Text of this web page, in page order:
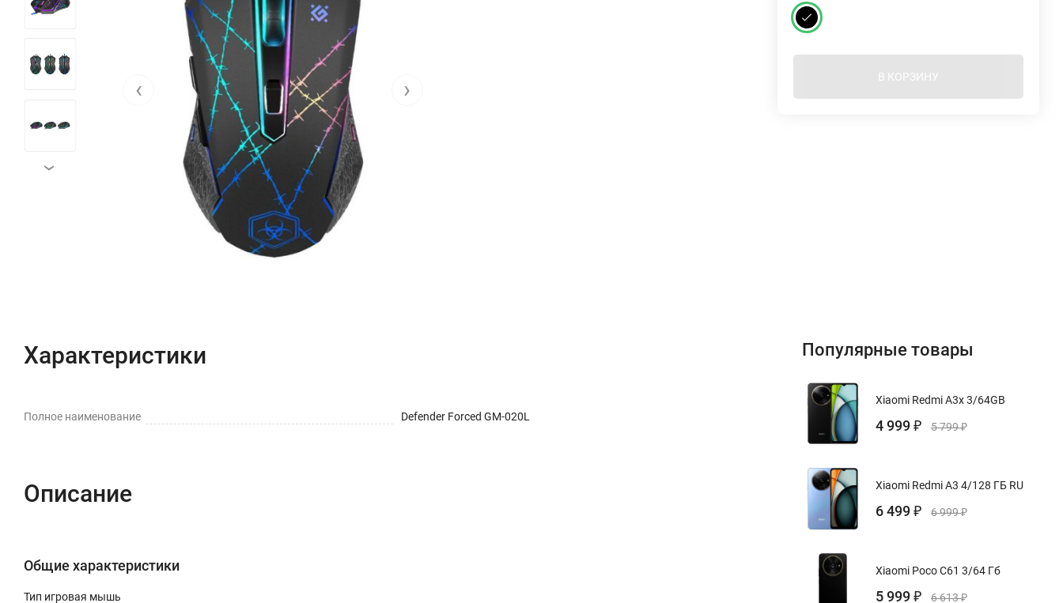
‹ ›
›
В КОРЗИНУ
Характеристики
Полное наименование Defender Forced GM-020L
Описание
Общие характеристики
Тип игровая мышь
Популярные товары
Xiaomi Redmi A3x 3/64GB
4 999 ₽ 5 799₽
Xiaomi Redmi A3 4/128 ГБ RU
6 499 ₽ 6 999₽
Xiaomi Poco C61 3/64 Гб
5 999 ₽ 6 613₽